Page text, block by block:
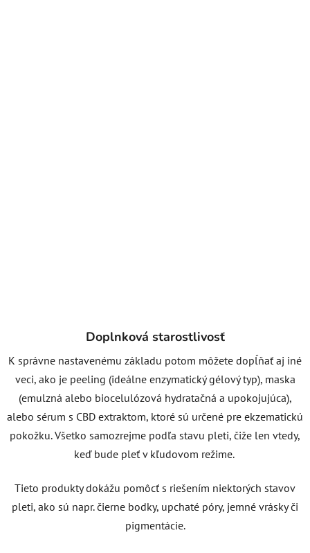
Doplnková starostlivosť
K správne nastavenému základu potom môžete dopĺňať aj iné
veci, ako je peeling (ideálne enzymatický gélový typ), maska
(emulzná alebo biocelulózová hydratačná a upokojujúca),
alebo sérum s CBD extraktom, ktoré sú určené pre ekzematickú
pokožku. Všetko samozrejme podľa stavu pleti, čiže len vtedy,
keď bude pleť v kľudovom režime.
Tieto produkty dokážu pomôcť s riešením niektorých stavov
pleti, ako sú napr. čierne bodky, upchaté póry, jemné vrásky či
pigmentácie.